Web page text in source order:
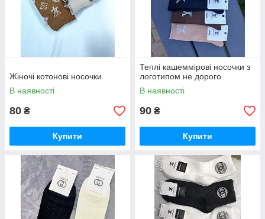
Жіночі котонові носочки
В наявності
80 ₴
Купити
Теплі кашеммірові носочки з
логотипом не дорого
В наявності
90 ₴
Купити